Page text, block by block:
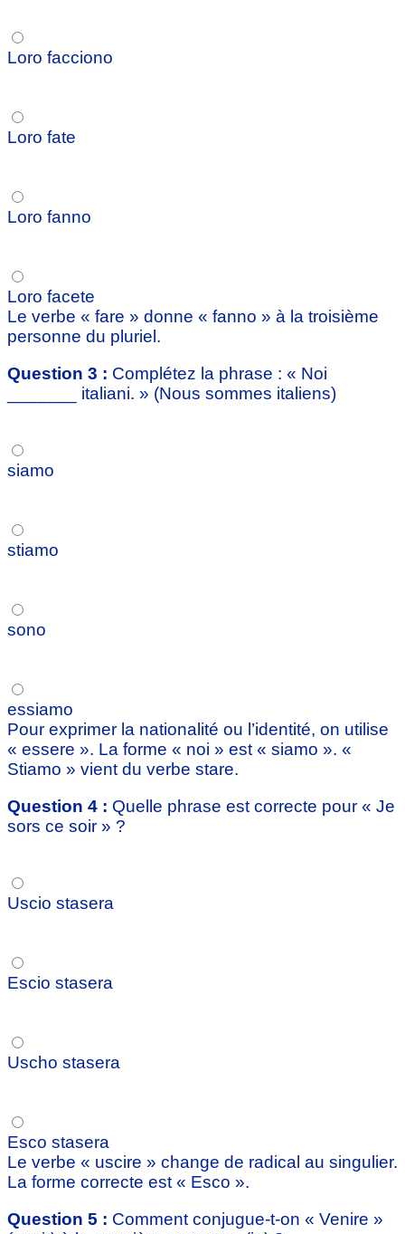
Loro facciono
Loro fate
Loro fanno
Loro facete
Le verbe « fare » donne « fanno » à la troisième
personne du pluriel.
Question 3 : Complétez la phrase : « Noi
_______ italiani. » (Nous sommes italiens)
siamo
stiamo
sono
essiamo
Pour exprimer la nationalité ou l’identité, on utilise
« essere ». La forme « noi » est « siamo ». «
Stiamo » vient du verbe stare.
Question 4 : Quelle phrase est correcte pour « Je
sors ce soir » ?
Uscio stasera
Escio stasera
Uscho stasera
Esco stasera
Le verbe « uscire » change de radical au singulier.
La forme correcte est « Esco ».
Question 5 : Comment conjugue-t-on « Venire »